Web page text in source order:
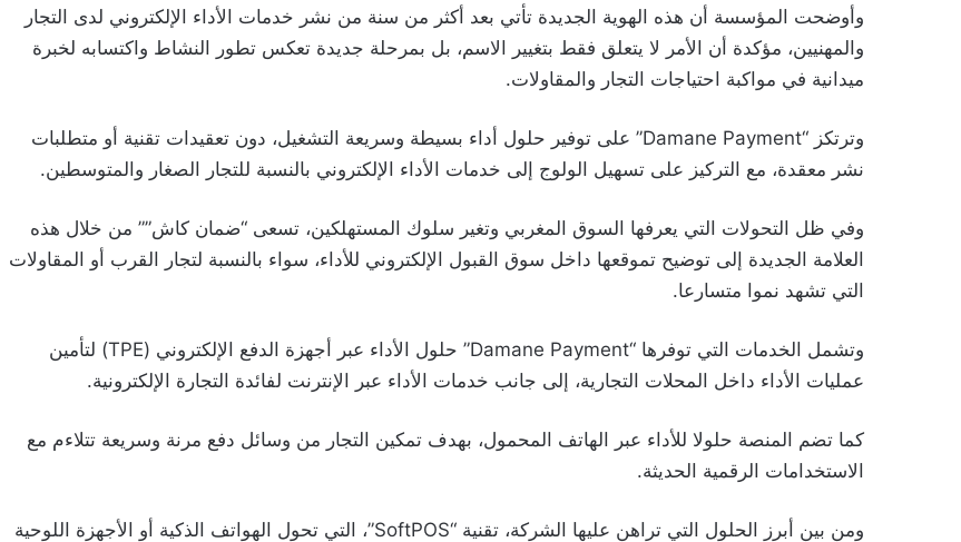
وأوضحت المؤسسة أن هذه الهوية الجديدة تأتي بعد أكثر من سنة من نشر خدمات الأداء الإلكتروني لدى التجار
والمهنيين، مؤكدة أن الأمر لا يتعلق فقط بتغيير الاسم، بل بمرحلة جديدة تعكس تطور النشاط واكتسابه لخبرة
ميدانية في مواكبة احتياجات التجار والمقاولات.
وترتكز “Damane Payment” على توفير حلول أداء بسيطة وسريعة التشغيل، دون تعقيدات تقنية أو متطلبات
نشر معقدة، مع التركيز على تسهيل الولوج إلى خدمات الأداء الإلكتروني بالنسبة للتجار الصغار والمتوسطين.
وفي ظل التحولات التي يعرفها السوق المغربي وتغير سلوك المستهلكين، تسعى “ضمان كاش”” من خلال هذه
العلامة الجديدة إلى توضيح تموقعها داخل سوق القبول الإلكتروني للأداء، سواء بالنسبة لتجار القرب أو المقاولات
التي تشهد نموا متسارعا.
وتشمل الخدمات التي توفرها “Damane Payment” حلول الأداء عبر أجهزة الدفع الإلكتروني (TPE) لتأمين
عمليات الأداء داخل المحلات التجارية، إلى جانب خدمات الأداء عبر الإنترنت لفائدة التجارة الإلكترونية.
كما تضم المنصة حلولا للأداء عبر الهاتف المحمول، بهدف تمكين التجار من وسائل دفع مرنة وسريعة تتلاءم مع
الاستخدامات الرقمية الحديثة.
ومن بين أبرز الحلول التي تراهن عليها الشركة، تقنية “SoftPOS”، التي تحول الهواتف الذكية أو الأجهزة اللوحية